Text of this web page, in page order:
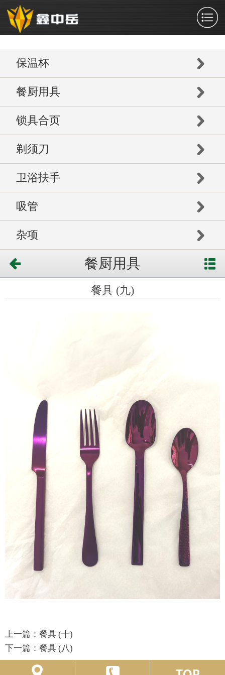
保温杯
餐厨用具
锁具合页
剃须刀
卫浴扶手
吸管
杂项
餐厨用具
餐具 (九)
上一篇： 餐具 (十)
下一篇： 餐具 (八)